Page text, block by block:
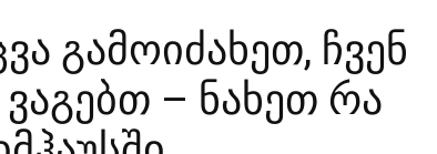
გამოიძახეთ, ჩვენ
– ნახეთ რა